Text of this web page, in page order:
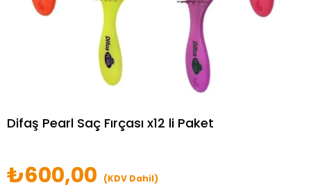
Difaş Pearl Saç Fırçası x12 li Paket
₺600,00 (KDV Dahil)